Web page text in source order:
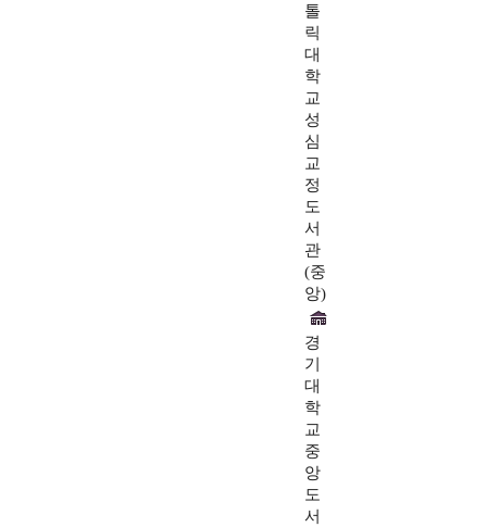
톨
릭
대
학
교
성
심
교
정
도
서
관
(중
앙)
경
기
대
학
교
중
앙
도
서